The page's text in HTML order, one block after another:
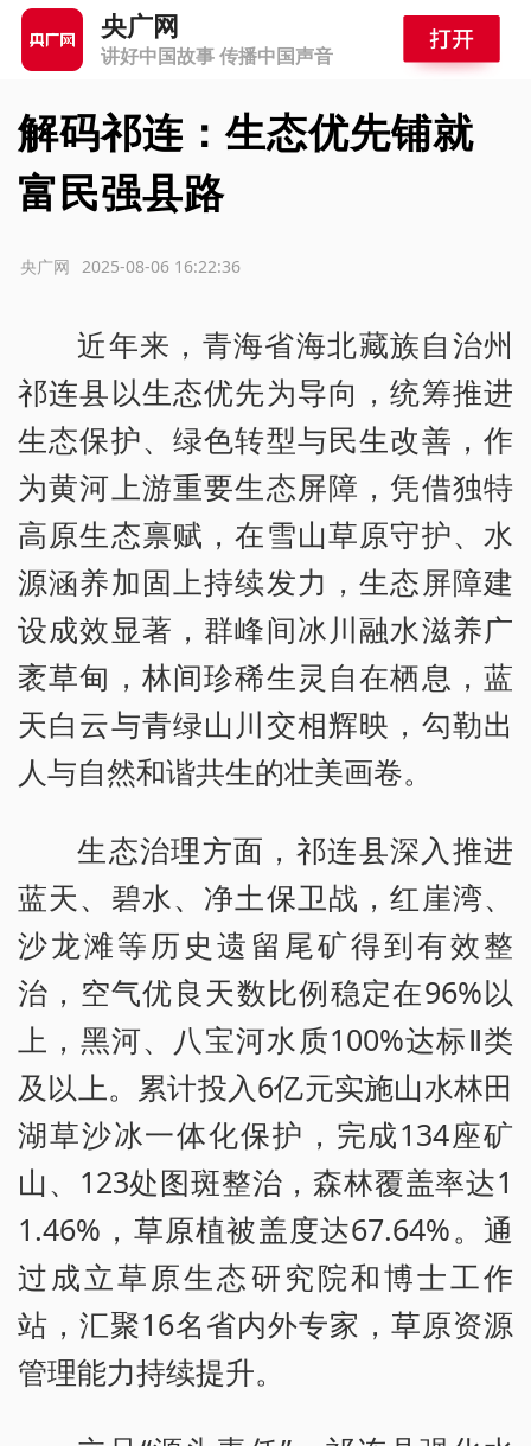
央广网
讲好中国故事 传播中国声音
解码祁连：生态优先铺就
富民强县路
2025-08-06 16:22:36
央广网
近年来，青海省海北藏族自治州
祁连县以生态优先为导向，统筹推进
生态保护、绿色转型与民生改善，作
为黄河上游重要生态屏障，凭借独特
高原生态禀赋，在雪山草原守护、水
源涵养加固上持续发力，生态屏障建
设成效显著，群峰间冰川融水滋养广
袤草甸，林间珍稀生灵自在栖息，蓝
天白云与青绿山川交相辉映，勾勒出
人与自然和谐共生的壮美画卷。
生态治理方面，祁连县深入推进
蓝天、碧水、净土保卫战，红崖湾、
沙龙滩等历史遗留尾矿得到有效整
治，空气优良天数比例稳定在96%以
上，黑河、八宝河水质100%达标Ⅱ类
及以上。累计投入6亿元实施山水林田
湖草沙冰一体化保护，完成134座矿
山、123处图斑整治，森林覆盖率达1
1.46%，草原植被盖度达67.64%。通
过成立草原生态研究院和博士工作
站，汇聚16名省内外专家，草原资源
管理能力持续提升。